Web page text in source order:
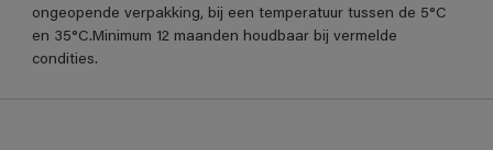
ongeopende verpakking, bij een temperatuur tussen de 5°C
en 35°C.Minimum 12 maanden houdbaar bij vermelde
condities.